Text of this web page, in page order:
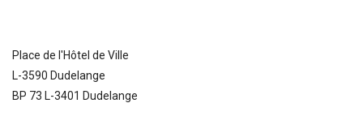
Place de l'Hôtel de Ville
L-3590 Dudelange
BP 73 L-3401 Dudelange